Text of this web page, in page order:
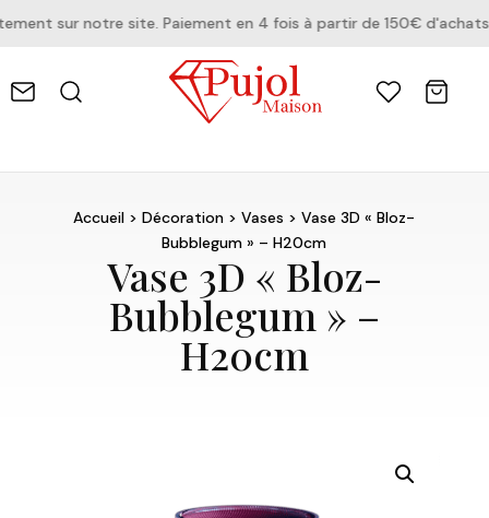
sur notre site. Paiement en 4 fois à partir de 150€ d'achats.
Accueil >Décoration >Vases > Vase 3D « Bloz-
Bubblegum » – H20cm
Vase 3D « Bloz-
Bubblegum » –
H20cm